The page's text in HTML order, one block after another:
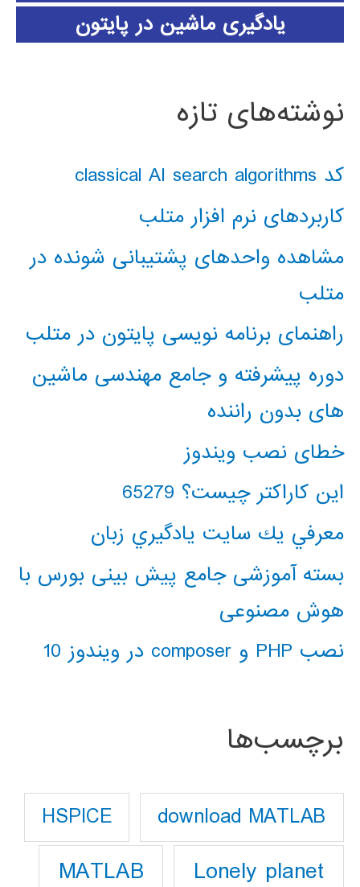
یادگیری ماشین در پایتون
نوشته‌های تازه
کد classical AI search algorithms
کاربردهای نرم افزار متلب
مشاهده واحدهای پشتیبانی شونده در
متلب
راهنمای برنامه نویسی پایتون در متلب
دوره پیشرفته و جامع مهندسی ماشین
های بدون راننده
خطای نصب ویندوز
این کاراکتر چیست؟ 65279
معرفي يك سايت يادگيري زبان
بسته آموزشی جامع پیش بینی بورس با
هوش مصنوعی
نصب PHP و composer در ویندوز 10
برچسب‌ها
download MATLAB
HSPICE
Lonely planet
MATLAB